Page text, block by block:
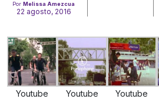
Por Melissa Amezcua
22 agosto, 2016
Youtube Youtube Youtube